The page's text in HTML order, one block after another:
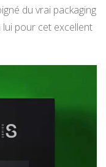
du vrai packaging
pour cet excellent